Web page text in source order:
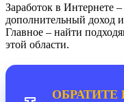
Заработок в Интернете
дополнительный доход
Главное – найти
этой области.